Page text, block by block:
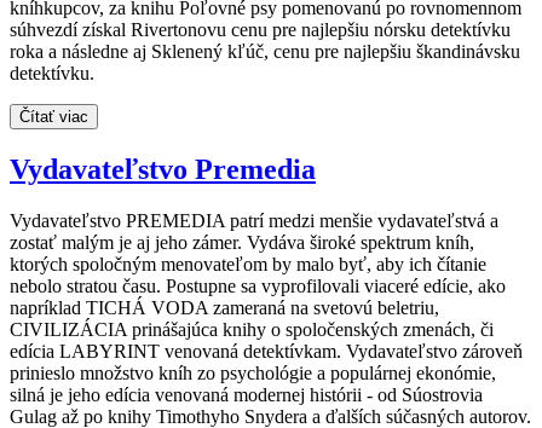
kníhkupcov, za knihu Poľovné psy pomenovanú po rovnomennom
súhvezdí získal Rivertonovu cenu pre najlepšiu nórsku detektívku
roka a následne aj Sklenený kľúč, cenu pre najlepšiu škandinávsku
detektívku.
Čítať viac
Vydavateľstvo Premedia
Vydavateľstvo PREMEDIA patrí medzi menšie vydavateľstvá a
zostať malým je aj jeho zámer. Vydáva široké spektrum kníh,
ktorých spoločným menovateľom by malo byť, aby ich čítanie
nebolo stratou času. Postupne sa vyprofilovali viaceré edície, ako
napríklad TICHÁ VODA zameraná na svetovú beletriu,
CIVILIZÁCIA prinášajúca knihy o spoločenských zmenách, či
edícia LABYRINT venovaná detektívkam. Vydavateľstvo zároveň
prinieslo množstvo kníh zo psychológie a populárnej ekonómie,
silná je jeho edícia venovaná modernej histórii - od Súostrovia
Gulag až po knihy Timothyho Snydera a ďalších súčasných autorov.